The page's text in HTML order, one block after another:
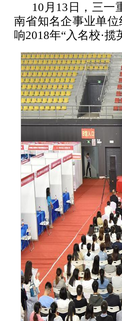
10月13日，三一
南省知名企事业单
响2018年“入名校·揽